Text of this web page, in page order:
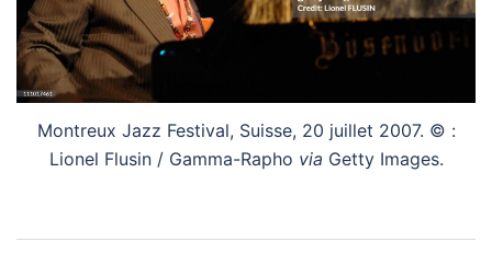
Montreux Jazz Festival, Suisse, 20 juillet 2007. © :
Lionel Flusin / Gamma-Rapho via Getty Images.